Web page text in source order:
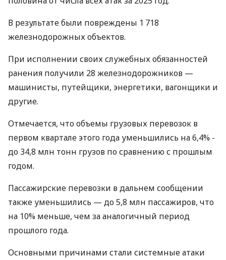
В результате были повреждены 1 718
железнодорожных объектов.
При исполнении своих служебных обязанностей
ранения получили 28 железнодорожников —
машинисты, путейщики, энергетики, вагонщики и
другие.
Отмечается, что объемы грузовых перевозок в
первом квартале этого года уменьшились на 6,4% -
до 34,8 млн тонн грузов по сравнению с прошлым
годом.
Пассажирские перевозки в дальнем сообщении
также уменьшились — до 5,8 млн пассажиров, что
на 10% меньше, чем за аналогичный период
прошлого года.
Основными причинами стали системные атаки